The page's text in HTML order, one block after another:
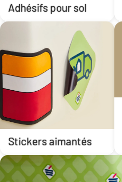
Adhésifs pour sol
Stickers aimantés